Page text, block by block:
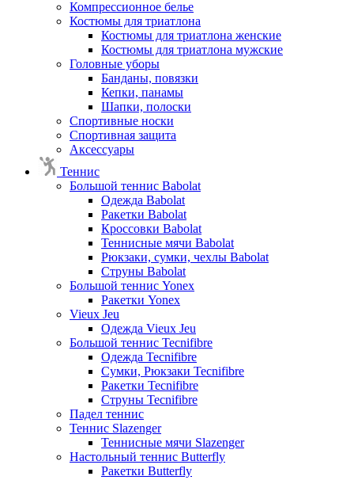
Компрессионное белье
Костюмы для триатлона
Костюмы для триатлона женские
Костюмы для триатлона мужские
Головные уборы
Банданы, повязки
Кепки, панамы
Шапки, полоски
Спортивные носки
Спортивная защита
Аксессуары
Теннис
Большой теннис Babolat
Одежда Babolat
Ракетки Babolat
Кроссовки Babolat
Теннисные мячи Babolat
Рюкзаки, сумки, чехлы Babolat
Струны Babolat
Большой теннис Yonex
Ракетки Yonex
Vieux Jeu
Одежда Vieux Jeu
Большой теннис Tecnifibre
Одежда Tecnifibre
Сумки, Рюкзаки Tecnifibre
Ракетки Tecnifibre
Струны Tecnifibre
Падел теннис
Теннис Slazenger
Теннисные мячи Slazenger
Настольный теннис Butterfly
Ракетки Butterfly